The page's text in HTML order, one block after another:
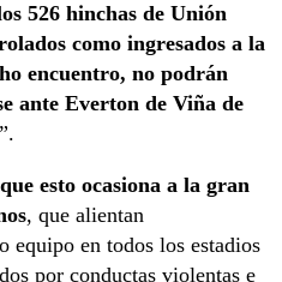
526 hinchas de Unión
como ingresados a la
encuentro, no podrán
ante Everton de Viña de
esto ocasiona a la gran
, que alientan
equipo en todos los estadios
por conductas violentas e